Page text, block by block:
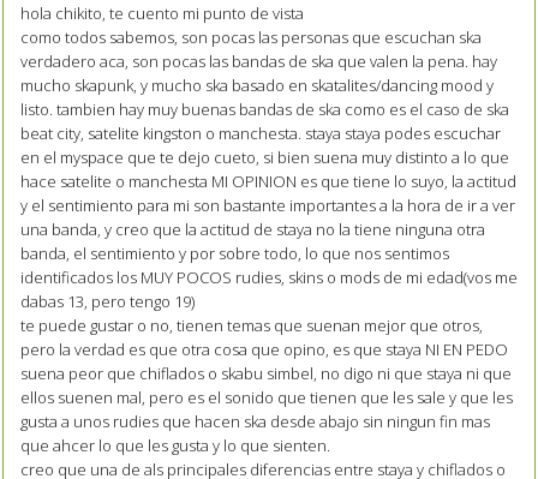
hola chikito, te cuento mi punto de vista
como todos sabemos, son pocas las personas que escuchan ska
verdadero aca, son pocas las bandas de ska que valen la pena. hay
mucho skapunk, y mucho ska basado en skatalites/dancing mood y
listo. tambien hay muy buenas bandas de ska como es el caso de ska
beat city, satelite kingston o manchesta. staya staya podes escuchar
en el myspace que te dejo cueto, si bien suena muy distinto a lo que
hace satelite o manchesta MI OPINION es que tiene lo suyo, la actitud
y el sentimiento para mi son bastante importantes a la hora de ir a ver
una banda, y creo que la actitud de staya no la tiene ninguna otra
banda, el sentimiento y por sobre todo, lo que nos sentimos
identificados los MUY POCOS rudies, skins o mods de mi edad(vos me
dabas 13, pero tengo 19)
te puede gustar o no, tienen temas que suenan mejor que otros,
pero la verdad es que otra cosa que opino, es que staya NI EN PEDO
suena peor que chiflados o skabu simbel, no digo ni que staya ni que
ellos suenen mal, pero es el sonido que tienen que les sale y que les
gusta a unos rudies que hacen ska desde abajo sin ningun fin mas
que ahcer lo que les gusta y lo que sienten.
creo que una de als principales diferencias entre staya y chiflados o